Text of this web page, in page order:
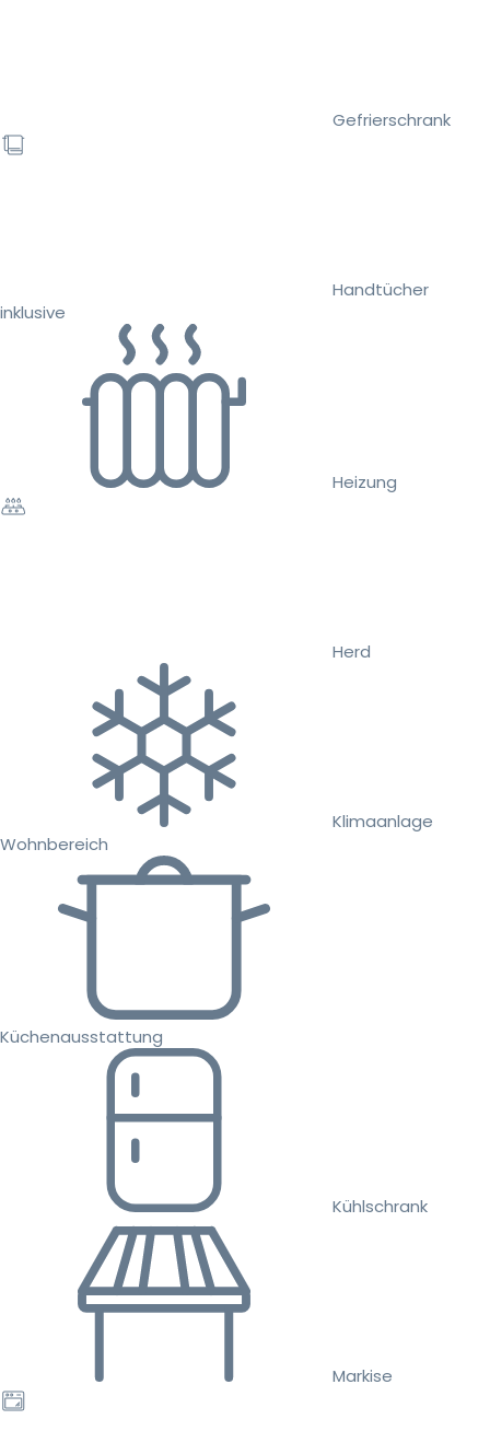
Gefrierschrank
Handtücher
inklusive
Heizung
Herd
Klimaanlage
Wohnbereich
Küchenausstattung
Kühlschrank
Markise